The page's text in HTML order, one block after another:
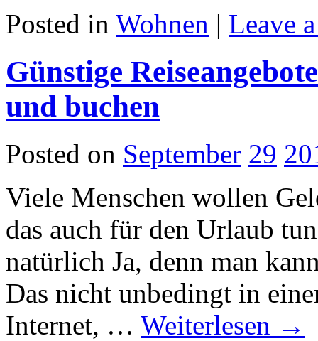
Posted in Wohnen | Leave
Günstige
und buchen
Posted on September 29
Viele Menschen wollen
das auch für den Urlaub
natürlich Ja, denn man
Das nicht unbedingt in
Internet, … Weiterlesen →